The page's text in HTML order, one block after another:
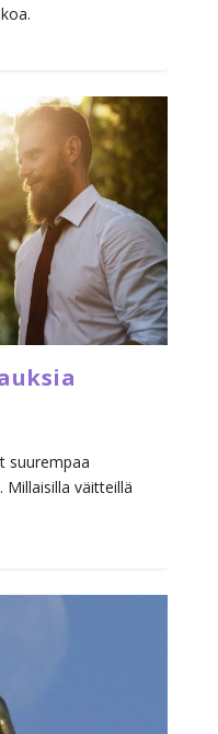
suurempaa
Millaisilla väitteillä